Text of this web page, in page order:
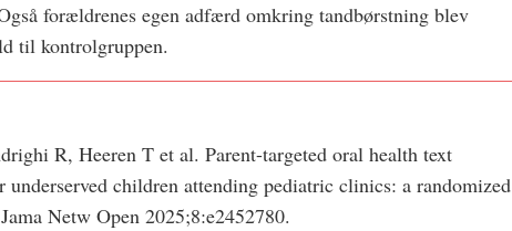
forældrenes egen adfærd omkring tandbørstning blev
til kontrolgruppen.
R, Heeren T et al. Parent-targeted oral health text
underserved children attending pediatric clinics: a randomized
Netw Open 2025;8:e2452780.